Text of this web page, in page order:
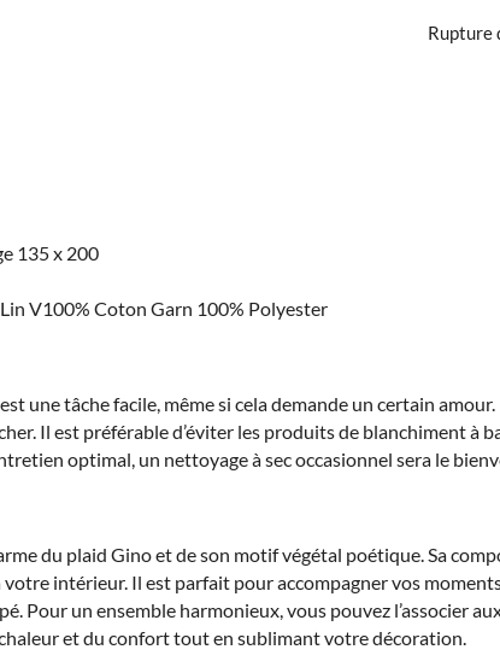
Rupture
135 x 200
V100% Coton Garn 100% Polyester
une tâche facile, même si cela demande un certain
Il est préférable d’éviter les produits de blanchiment à
optimal, un nettoyage à sec occasionnel sera le
du plaid Gino et de son motif végétal poétique. Sa
intérieur. Il est parfait pour accompagner vos
Pour un ensemble harmonieux, vous pouvez l’associer
et du confort tout en sublimant votre décoration.